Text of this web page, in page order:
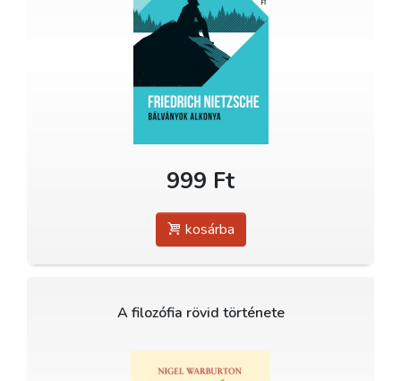
999 Ft
kosárba
A filozófia rövid története